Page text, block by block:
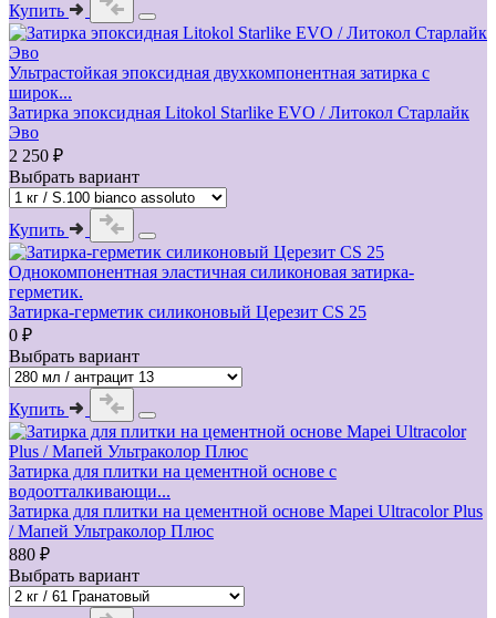
Купить
Ультрастойкая эпоксидная двухкомпонентная затирка с
широк...
Затирка эпоксидная Litokol Starlike EVO / Литокол Старлайк
Эво
2 250 ₽
Выбрать вариант
Купить
Однокомпонентная эластичная силиконовая затирка-
герметик.
Затирка-герметик силиконовый Церезит CS 25
0 ₽
Выбрать вариант
Купить
Затирка для плитки на цементной основе с
водоотталкивающи...
Затирка для плитки на цементной основе Mapei Ultracolor Plus
/ Мапей Ультраколор Плюс
880 ₽
Выбрать вариант